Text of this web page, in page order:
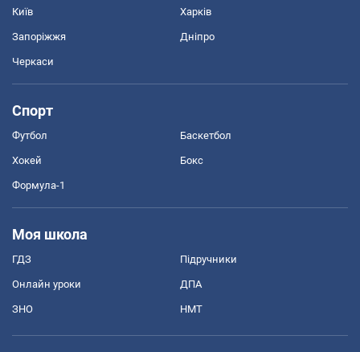
Київ Харків
Запоріжжя Дніпро
Черкаси
Спорт
Футбол Баскетбол
Хокей Бокс
Формула-1
Моя школа
ГДЗ Підручники
Онлайн уроки ДПА
ЗНО НМТ